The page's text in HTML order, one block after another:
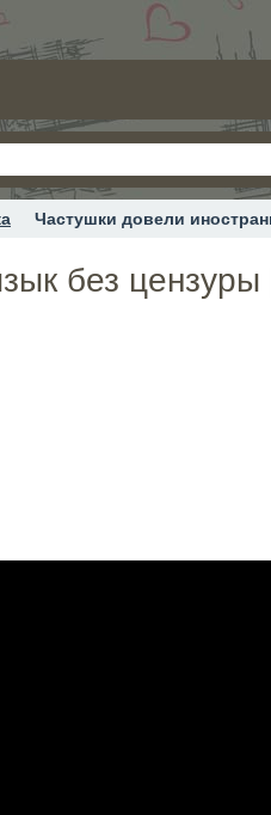
Частушки довели
без цензуры